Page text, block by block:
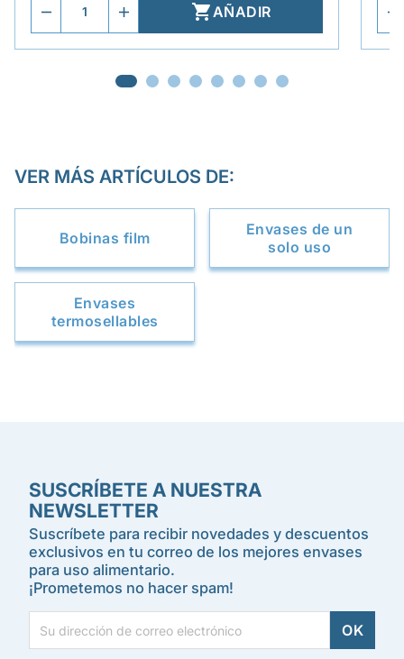
AÑADIR
VER MÁS ARTÍCULOS DE:
Bobinas film
Envases de un
solo uso
Envases
termosellables
SUSCRÍBETE A NUESTRA
NEWSLETTER
Suscríbete para recibir novedades y descuentos
exclusivos en tu correo de los mejores envases
para uso alimentario.
¡Prometemos no hacer spam!